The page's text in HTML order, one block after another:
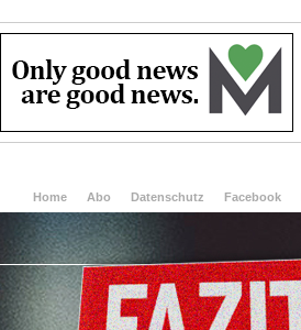
Home Abo Datenschutz Facebook